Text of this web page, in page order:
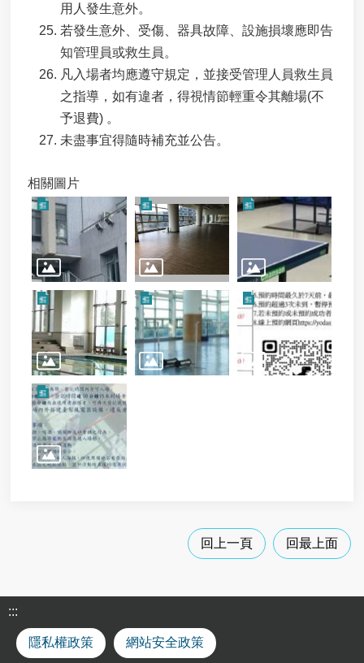
用人發生意外。
若發生意外、受傷、器具故障、設施損壞應即告
知管理員或救生員。
凡入場者均應遵守規定，並接受管理人員救生員
之指導，如有違者，得視情節輕重令其離場(不
予退費) 。
未盡事宜得隨時補充並公告。
相關圖片
回上一頁 回最上面
:::
隱私權政策 網站安全政策